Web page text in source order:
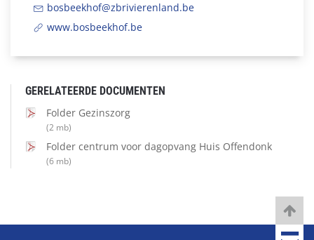
bosbeekhof@zbrivierenland.be
www.bosbeekhof.be
GERELATEERDE DOCUMENTEN
Folder Gezinszorg
(2 mb)
Folder centrum voor dagopvang Huis Offendonk
(6 mb)